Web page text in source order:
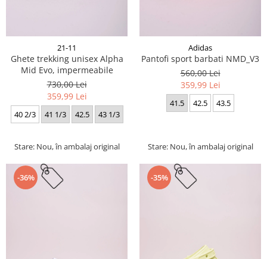
21-11
Ghete trekking unisex Alpha
Mid Evo, impermeabile
730,00 Lei
359,99 Lei
40 2/3 41 1/3 42.5 43 1/3
Stare: Nou, în ambalaj original
Adidas
Pantofi sport barbati NMD_V3
560,00 Lei
359,99 Lei
41.5 42.5 43.5
Stare: Nou, în ambalaj original
-36% -35%